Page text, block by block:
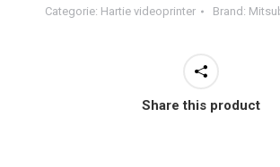
Categorie: Hartie videoprinter Brand:
Share this product